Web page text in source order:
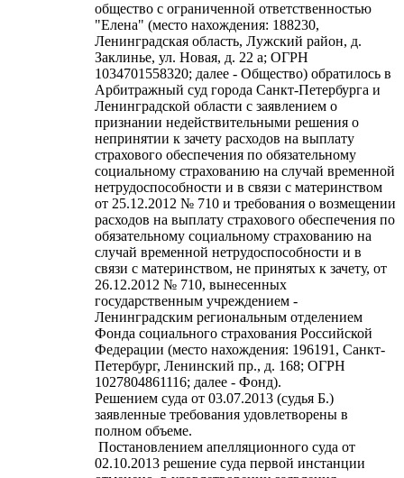
общество с ограниченной ответственностью
"Елена" (место нахождения: 188230,
Ленинградская область, Лужский район, д.
Заклинье, ул. Новая, д. 22 а; ОГРН
1034701558320; далее - Общество) обратилось в
Арбитражный суд города Санкт-Петербурга и
Ленинградской области с заявлением о
признании недействительными решения о
непринятии к зачету расходов на выплату
страхового обеспечения по обязательному
социальному страхованию на случай временной
нетрудоспособности и в связи с материнством
от 25.12.2012 № 710 и требования о возмещении
расходов на выплату страхового обеспечения по
обязательному социальному страхованию на
случай временной нетрудоспособности и в
связи с материнством, не принятых к зачету, от
26.12.2012 № 710, вынесенных
государственным учреждением -
Ленинградским региональным отделением
Фонда социального страхования Российской
Федерации (место нахождения: 196191, Санкт-
Петербург, Ленинский пр., д. 168; ОГРН
1027804861116; далее - Фонд).
Решением суда от 03.07.2013 (судья Б.)
заявленные требования удовлетворены в
полном объеме.
Постановлением апелляционного суда от
02.10.2013 решение суда первой инстанции